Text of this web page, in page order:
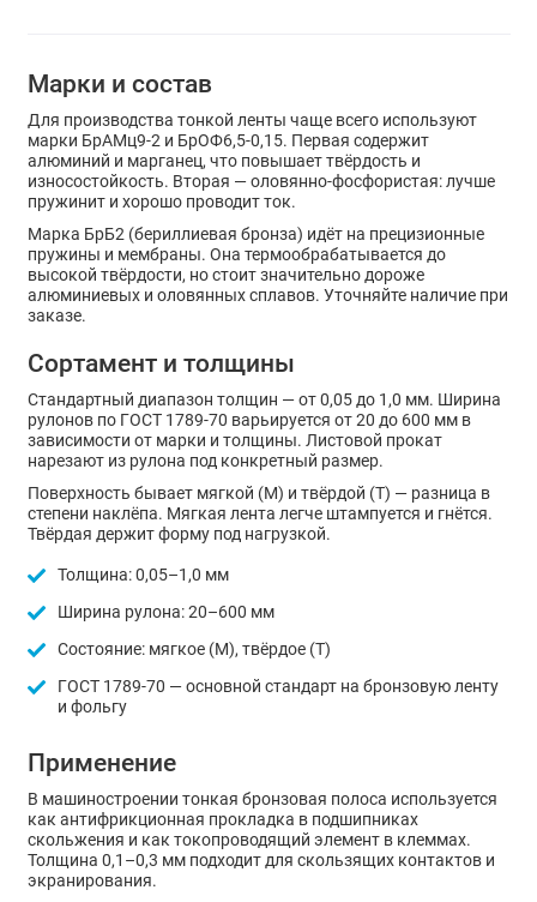
Марки и состав
Для производства тонкой ленты чаще всего используют
марки БрАМц9-2 и БрОФ6,5-0,15. Первая содержит
алюминий и марганец, что повышает твёрдость и
износостойкость. Вторая — оловянно-фосфористая: лучше
пружинит и хорошо проводит ток.
Марка БрБ2 (бериллиевая бронза) идёт на прецизионные
пружины и мембраны. Она термообрабатывается до
высокой твёрдости, но стоит значительно дороже
алюминиевых и оловянных сплавов. Уточняйте наличие при
заказе.
Сортамент и толщины
Стандартный диапазон толщин — от 0,05 до 1,0 мм. Ширина
рулонов по ГОСТ 1789-70 варьируется от 20 до 600 мм в
зависимости от марки и толщины. Листовой прокат
нарезают из рулона под конкретный размер.
Поверхность бывает мягкой (М) и твёрдой (Т) — разница в
степени наклёпа. Мягкая лента легче штампуется и гнётся.
Твёрдая держит форму под нагрузкой.
Толщина: 0,05–1,0 мм
Ширина рулона: 20–600 мм
Состояние: мягкое (М), твёрдое (Т)
ГОСТ 1789-70 — основной стандарт на бронзовую ленту
и фольгу
Применение
В машиностроении тонкая бронзовая полоса используется
как антифрикционная прокладка в подшипниках
скольжения и как токопроводящий элемент в клеммах.
Толщина 0,1–0,3 мм подходит для скользящих контактов и
экранирования.